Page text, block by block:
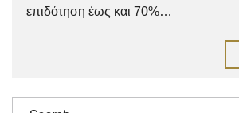
επιδότηση έως και 70%…